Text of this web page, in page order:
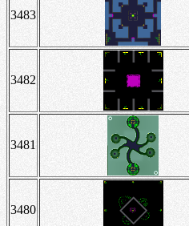
3483
3482
3481
3480